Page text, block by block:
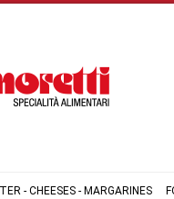
- CHEESES - MARGARINES